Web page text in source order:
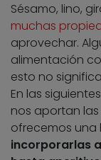
Sésamo, lino,
muchas
aprovechar.
alimentación
esto no
En las
nos aportan
ofrecemos una
incorporarlas